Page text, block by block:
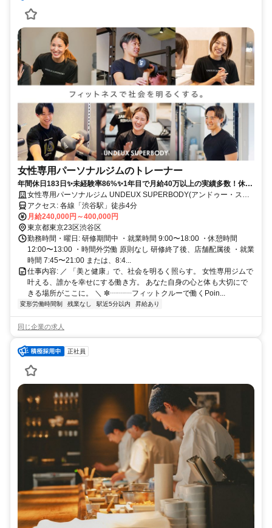
女性専用パーソナルジムのトレーナー
年間休日183日✨未経験率86%✨1年目で月給40万以上の実績多数！休み
も、あなたの成長も、全力サポート！
女性専用パーソナルジム UNDEUX SUPERBODY(アンドゥー・スー
パーボディ)アクセス: 各線「渋谷駅」徒歩4分
月給240,000円～400,000円
東京都東京23区渋谷区
勤務時間・曜日: 研修期間中 ・就業時間 9:00〜18:00 ・休憩時間
12:00〜13:00 ・時間外労働 原則なし 研修終了後、店舗配属後 ・就業
時間 7:45〜21:00 または、8:4...
仕事内容: ／ 「美と健康」で、社会を明るく照らす。 女性専用ジムで
叶える、誰かを幸せにする働き方。 あなた自身の心と体も大切にで
きる場所がここに。 ＼ ✼┈┈┈フィットクルーで働くPoin...
変形労働時間制 残業なし 駅近5分以内 昇給あり
同じ企業の求人
正社員